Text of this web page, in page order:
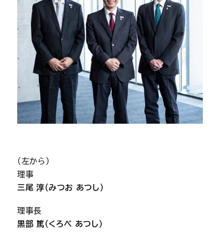
(左から)
理事
三尾 淳（みつお あつし）
理事長
黒部 篤（くろべ あつし）